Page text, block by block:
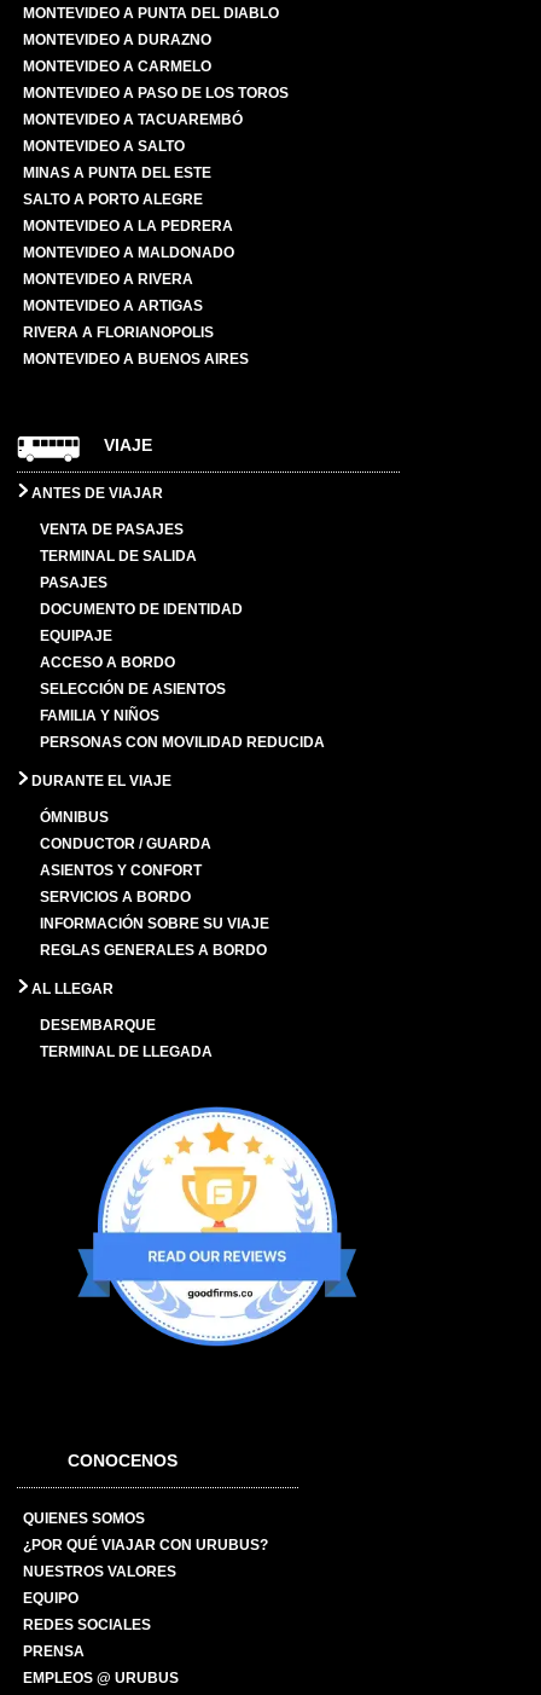
MONTEVIDEO A PUNTA DEL DIABLO
MONTEVIDEO A DURAZNO
MONTEVIDEO A CARMELO
MONTEVIDEO A PASO DE LOS TOROS
MONTEVIDEO A TACUAREMBÓ
MONTEVIDEO A SALTO
MINAS A PUNTA DEL ESTE
SALTO A PORTO ALEGRE
MONTEVIDEO A LA PEDRERA
MONTEVIDEO A MALDONADO
MONTEVIDEO A RIVERA
MONTEVIDEO A ARTIGAS
RIVERA A FLORIANOPOLIS
MONTEVIDEO A BUENOS AIRES
VIAJE
ANTES DE VIAJAR
VENTA DE PASAJES
TERMINAL DE SALIDA
PASAJES
DOCUMENTO DE IDENTIDAD
EQUIPAJE
ACCESO A BORDO
SELECCIÓN DE ASIENTOS
FAMILIA Y NIÑOS
PERSONAS CON MOVILIDAD REDUCIDA
DURANTE EL VIAJE
ÓMNIBUS
CONDUCTOR / GUARDA
ASIENTOS Y CONFORT
SERVICIOS A BORDO
INFORMACIÓN SOBRE SU VIAJE
REGLAS GENERALES A BORDO
AL LLEGAR
DESEMBARQUE
TERMINAL DE LLEGADA
CONOCENOS
QUIENES SOMOS
¿POR QUÉ VIAJAR CON URUBUS?
NUESTROS VALORES
EQUIPO
REDES SOCIALES
PRENSA
EMPLEOS @ URUBUS